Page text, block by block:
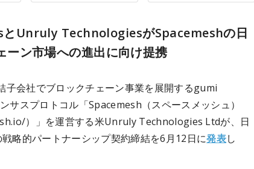
Unruly TechnologiesがSpacemeshの日
ーン市場への進出に向け提携
子会社でブロックチェーン事業を展開するgumi
サスプロトコル「Spacemesh（スペースメッシュ）
）」を運営する米Unruly Technologies Ltdが、日
略的パートナーシップ契約締結を6月12日に発表し